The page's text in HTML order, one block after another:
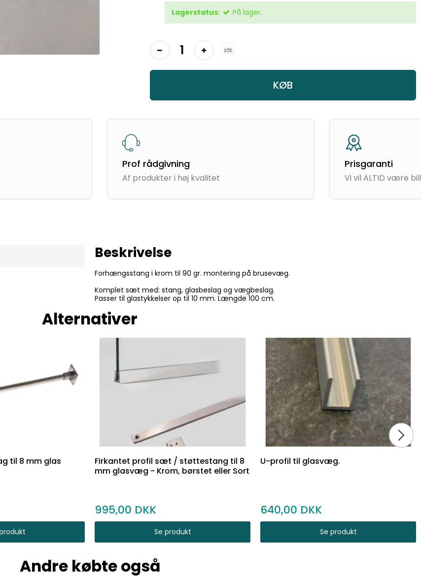
Lagerstatus: På lager.
stk.
KØB
Beskrivelse
Forhængsstang i krom til 90 gr. montering på brusevæg.
Komplet sæt med: stang, glasbeslag og vægbeslag.
Passer til glastykkelser op til 10 mm. Længde 100 cm.
Alternativer
til 8 mm glas
Firkantet profil sæt / støttestang til 8
mm glasvæg - Krom, børstet eller Sort
995,00
Se produkt
U-profil til glasvæg.
640,00
Se produkt
Andre købte også